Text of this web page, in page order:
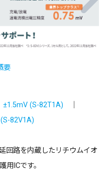
要
±1.5mV (S-82T1A)
82V1A)
回路を内蔵したリチウムイオ
用ICです。